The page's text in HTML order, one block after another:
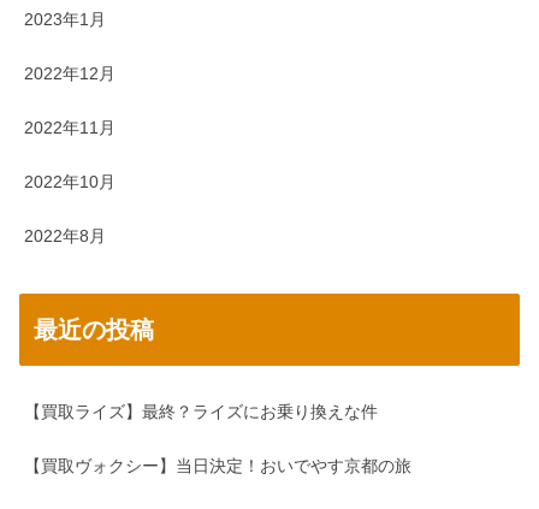
2023年1月
2022年12月
2022年11月
2022年10月
2022年8月
最近の投稿
【買取ライズ】最終？ライズにお乗り換えな件
【買取ヴォクシー】当日決定！おいでやす京都の旅